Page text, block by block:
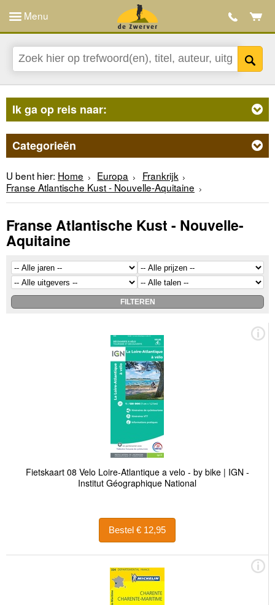
Menu
Ik ga op reis naar:
Categorieën
U bent hier: Home Europa
Frankrijk
Franse Atlantische Kust - Nouvelle-Aquitaine
Franse Atlantische Kust - Nouvelle-
Aquitaine
Fietskaart 08 Velo Loire-Atlantique a velo - by bike | IGN -
Institut Géographique National
Bestel € 12,95